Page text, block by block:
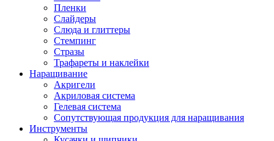
Пленки
Слайдеры
Слюда и глиттеры
Стемпинг
Стразы
Трафареты и наклейки
Наращивание
Акригели
Акриловая система
Гелевая система
Сопутствующая продукция для наращивания
Инструменты